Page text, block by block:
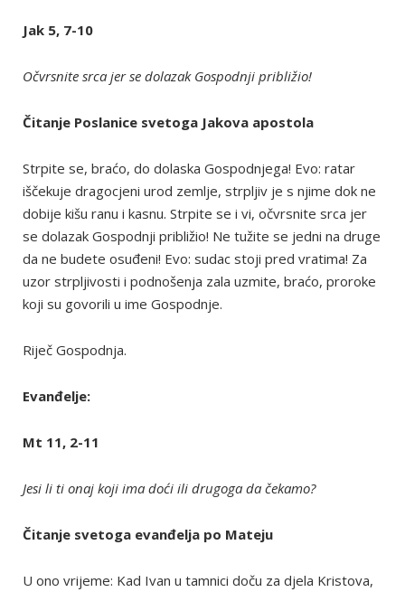
Jak 5, 7-10
Očvrsnite srca jer se dolazak Gospodnji približio!
Čitanje Poslanice svetoga Jakova apostola
Strpite se, braćo, do dolaska Gospodnjega! Evo: ratar
iščekuje dragocjeni urod zemlje, strpljiv je s njime dok ne
dobije kišu ranu i kasnu. Strpite se i vi, očvrsnite srca jer
se dolazak Gospodnji približio! Ne tužite se jedni na druge
da ne budete osuđeni! Evo: sudac stoji pred vratima! Za
uzor strpljivosti i podnošenja zala uzmite, braćo, proroke
koji su govorili u ime Gospodnje.
Riječ Gospodnja.
Evanđelje:
Mt 11, 2-11
Jesi li ti onaj koji ima doći ili drugoga da čekamo?
Čitanje svetoga evanđelja po Mateju
U ono vrijeme: Kad Ivan u tamnici doču za djela Kristova,